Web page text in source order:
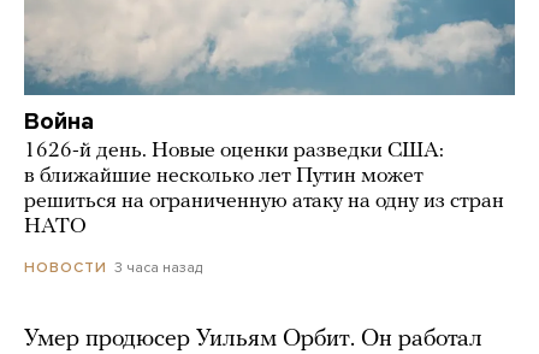
Война
1626-й день. Новые оценки разведки США:
в ближайшие несколько лет Путин может
решиться на ограниченную атаку на одну из стран
НАТО
НОВОСТИ 3 часа назад
Умер продюсер Уильям Орбит. Он работал